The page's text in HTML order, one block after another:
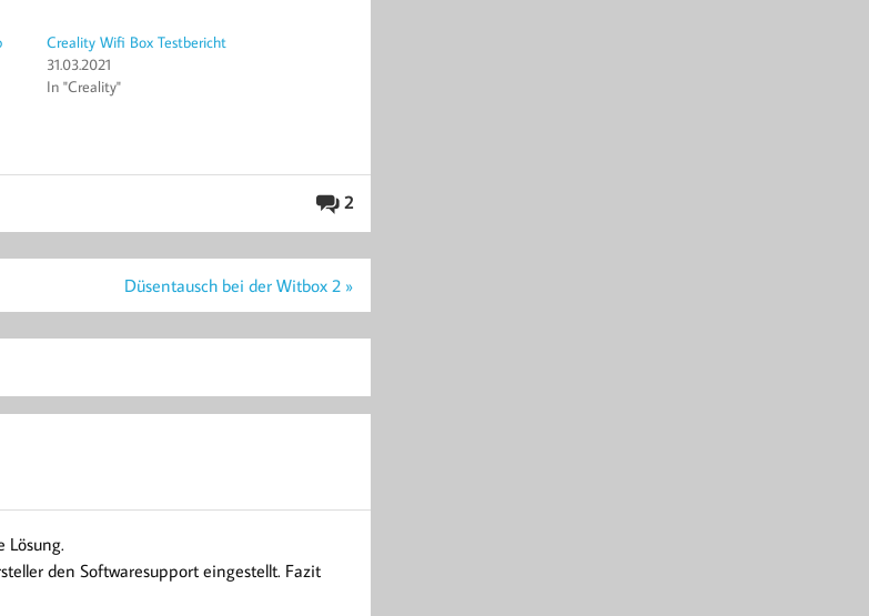
Creality Wifi Box Testbericht
31.03.2021
In "Creality"
2
Düsentausch bei der Witbox 2 »
Lösung.
den Softwaresupport eingestellt. Fazit